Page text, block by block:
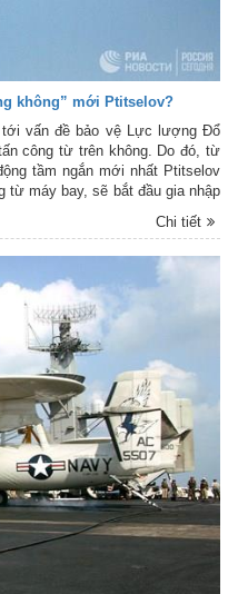
không” mới Ptitselov?
tới vấn đề bảo vệ Lực lượng Đổ
công từ trên không. Do đó, từ
tầm ngắn mới nhất Ptitselov
máy bay, sẽ bắt đầu gia nhập
Chi tiết